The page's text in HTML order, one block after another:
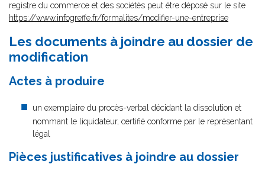
registre du commerce et des sociétés peut être déposé sur le site
https://www.infogreffe.fr/formalites/modifier-une-entreprise
Les documents à joindre au dossier de
modification
Actes à produire
un exemplaire du procès-verbal décidant la dissolution et
nommant le liquidateur, certifié conforme par le représentant
légal
Pièces justificatives à joindre au dossier